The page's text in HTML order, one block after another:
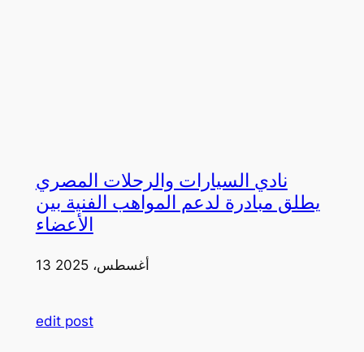
نادي السيارات والرحلات المصري
يطلق مبادرة لدعم المواهب الفنية بين
الأعضاء
13 أغسطس، 2025
edit post